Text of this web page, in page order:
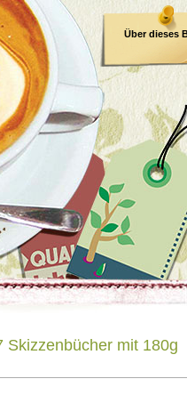
Über dieses
Skizzenbücher mit 180g